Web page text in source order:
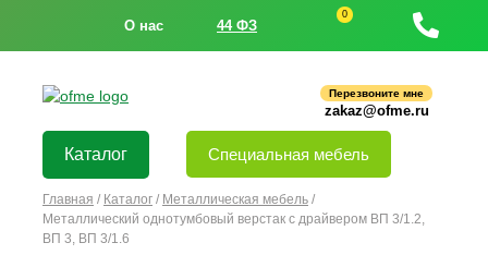
О нас 44 ФЗ
0
Перезвоните мне
zakaz@ofme.ru
Каталог Специальная мебель
Главная / Каталог / Металлическая мебель /
Металлический однотумбовый верстак с драйвером ВП 3/1.2,
ВП 3, ВП 3/1.6